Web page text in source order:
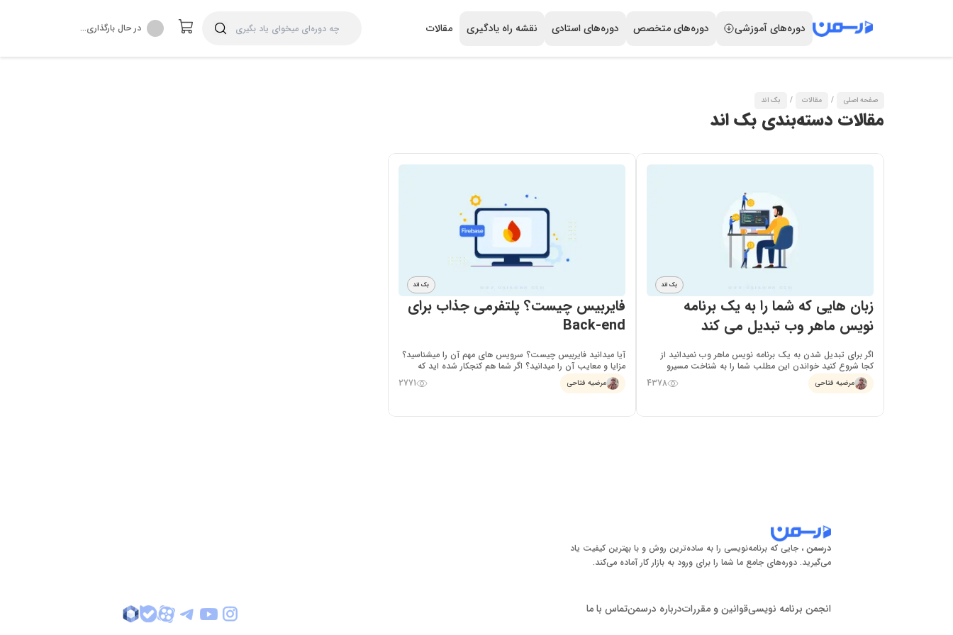
دوره‌های آموزشی دوره‌های متخصص دوره‌های استادی نقشه راه یادگیری مقالات در حال بارگذاری...
صفحه اصلی / مقالات / بک اند
مقالات دسته‌بندی بک اند
بک اند
زبان هایی که شما را به یک برنامه
نویس ماهر وب تبدیل می کند
اگر برای تبدیل شدن به یک برنامه نویس ماهر وب نمیدانید از
کجا شروع کنید خواندن این مطلب شما را به شناخت مسیرو
رسیدن به هدفتان یاری می کند.
مرضیه فتاحی 4378
بک اند
فایربیس چیست؟ پلتفرمی جذاب برای
Back-end
آیا میدانید فایربیس چیست؟ سرویس های مهم آن را میشناسید؟
مزایا و معایب آن را میدانید؟ اگر شما هم کنجکار شده اید که
پاسخ این سوالات را بدانید، مقاله ما را در اینباره از دست ندهید.
مرضیه فتاحی 2771
درسمن ، جایی که برنامه‌نویسی را به ساده‌ترین روش و با بهترین کیفیت یاد
می‌گیرید. دوره‌های جامع ما شما را برای ورود به بازار کار آماده می‌کند.
انجمن برنامه نویسیقوانین و مقرراتدرباره درسمنتماس با ما